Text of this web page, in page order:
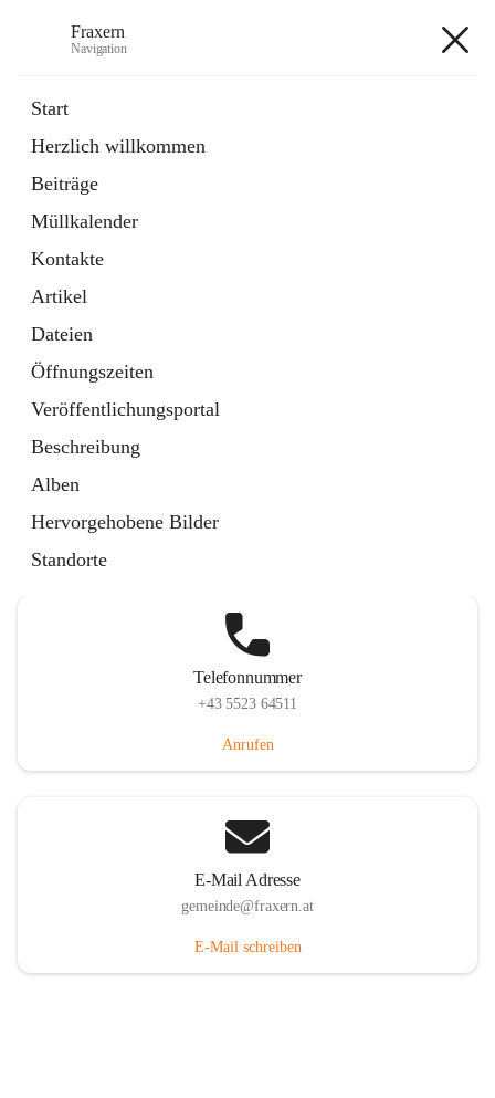
Fraxern
Navigation
Start
Herzlich willkommen
Beiträge
Müllkalender
Kontakte
Artikel
Dateien
Öffnungszeiten
Veröffentlichungsportal
Beschreibung
Alben
Hervorgehobene Bilder
Standorte
Ordner
in
Tab
Formulare
Artikel
öffnet
in
neuem
Tab
Telefonnummer
+43 5523 64511
Anrufen
E-Mail Adresse
gemeinde@fraxern.at
E-Mail schreiben